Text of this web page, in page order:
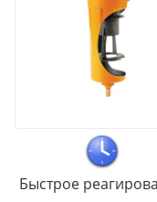
Быстрое